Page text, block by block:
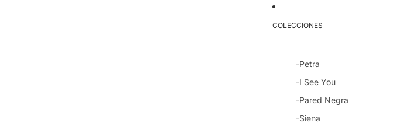
COLECCIONES
-Petra
-I See You
-Pared Negra
-Siena